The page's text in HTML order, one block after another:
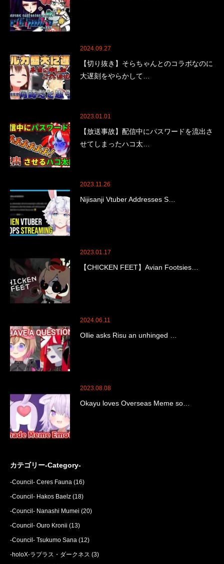
2024.09.27
【切り抜き】そらちゃんとのコラボなのに
大遅刻をやらかして…
2023.01.01
【放送事故】配信中にパスワードを流出さ
せてしまったハコ太…
2023.11.26
Nijisanji Vtuber Addresses S…
2023.01.17
【CHICKEN FEET】Avian Footsies…
2024.06.11
Ollie asks Risu an unhinged …
2023.08.08
Okayu loves Overseas Meme so…
カテゴリー-Category-
-Council- Ceres Fauna (16)
-Council- Hakos Baelz (18)
-Council- Nanashi Mumei (20)
-Council- Ouro Kronii (13)
-Council- Tsukumo Sana (12)
-holoX-ラプラス・ダークネス (3)